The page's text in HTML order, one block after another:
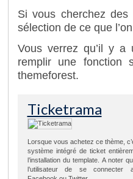
Si vous cherchez
sélection de ce que
Vous verrez qu’il y
remplir une fonction
themeforest.
Ticketrama
Lorsque vous achetez ce thème,
système intégré de ticket
l’installation du template. A noter
l’utilisateur de se connecter